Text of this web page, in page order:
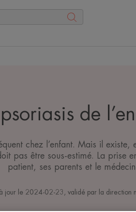
psoriasis de
chez l’enfant. Mais il
pas être sous-estimé. La prise
patient, ses parents et le
jour le 2024-02-23 , validé par la direction